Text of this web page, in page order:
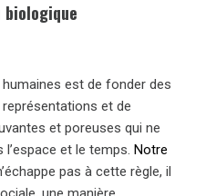
biologique
est de fonder des
et de
et poreuses qui ne
l’espace et le temps.Notre
pas à cette règle, il